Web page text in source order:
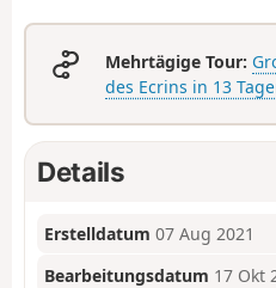
Mehrtägige Tour:
des Ecrins in 13
Details
Erstelldatum 07 Aug 2021
Bearbeitungsdatum 17 Okt